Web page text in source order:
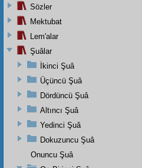
Sözler
Mektubat
Lem'alar
Şuâlar
İkinci Şuâ
Üçüncü Şuâ
Dördüncü Şuâ
Altıncı Şuâ
Yedinci Şuâ
Dokuzuncu Şuâ
Onuncu Şuâ